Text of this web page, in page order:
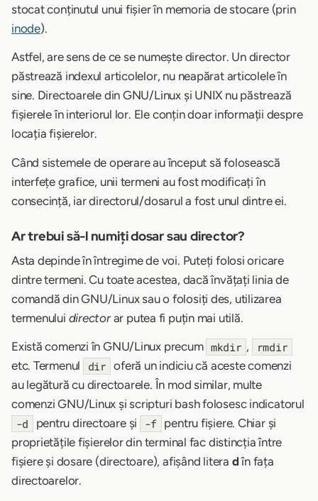
stocat conținutul unui fișier în memoria de stocare (prin
inode).
Astfel, are sens de ce se numește director. Un director
păstrează indexul articolelor, nu neapărat articolele în
sine. Directoarele din GNU/Linux și UNIX nu păstrează
fișierele în interiorul lor. Ele conțin doar informații despre
locația fișierelor.
Când sistemele de operare au început să folosească
interfețe grafice, unii termeni au fost modificați în
consecință, iar directorul/dosarul a fost unul dintre ei.
Ar trebui să-l numiți dosar sau director?
Asta depinde în întregime de voi. Puteți folosi oricare
dintre termeni. Cu toate acestea, dacă învățați linia de
comandă din GNU/Linux sau o folosiți des, utilizarea
termenului directorar putea fi puțin mai utilă.
Există comenzi în GNU/Linux precum mkdir , rmdir
etc. Termenul dir oferă un indiciu că aceste comenzi
au legătură cu directoarele. În mod similar, multe
comenzi GNU/Linux și scripturi bash folosesc indicatorul
-d pentru directoare și -f pentru fișiere. Chiar și
proprietățile fișierelor din terminal fac distincția între
fișiere și dosare (directoare), afișând litera dîn fața
directoarelor.